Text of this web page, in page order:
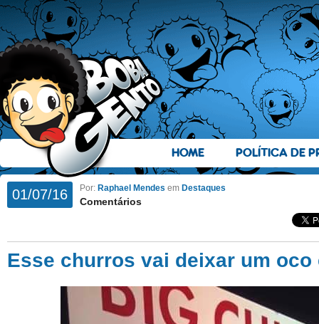
HOME POLÍTICA DE
01/07/16 Por: Raphael Mendes em Destaques
Comentários
Esse churros vai deixar um oco